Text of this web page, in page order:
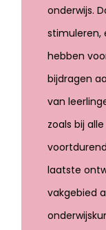
onderwijs.
stimuleren,
hebben
bijdragen
van
zoals bij
laatste
vakgebied